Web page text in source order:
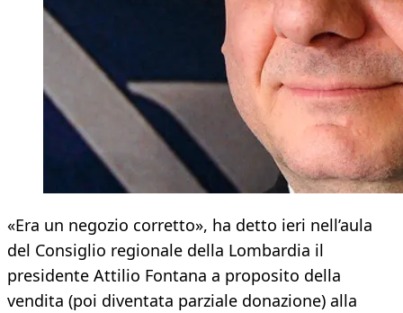
«Era un negozio corretto», ha detto ieri nell’aula
del Consiglio regionale della Lombardia il
presidente Attilio Fontana a proposito della
vendita (poi diventata parziale donazione) alla